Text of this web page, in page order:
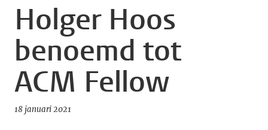
Holger Hoos
benoemd tot
ACM Fellow
18 januari 2021